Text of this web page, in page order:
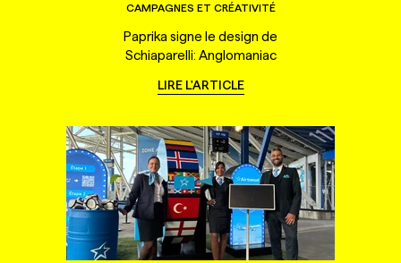
CAMPAGNES ET CRÉATIVITÉ
Paprika signe le design de
Schiaparelli: Anglomaniac
LIRE L'ARTICLE